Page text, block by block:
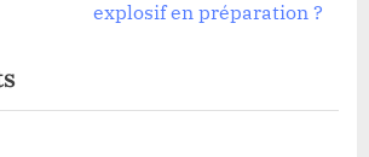
explosif en préparation ?